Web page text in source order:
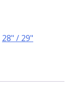
28" / 29"